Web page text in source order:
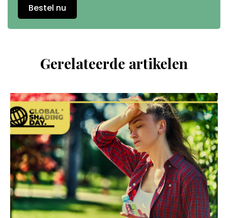
Bestel nu
Gerelateerde artikelen